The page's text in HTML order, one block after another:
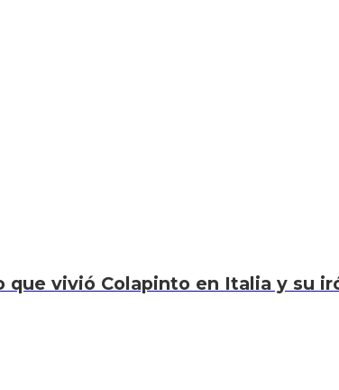
que vivió Colapinto en Italia y su